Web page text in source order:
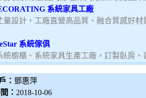
系統家具工廠
量設計，工廠直營高品質、融合質感好
系統傢俱
統櫥櫃、系統家具生產工廠，訂製臥房、
： 鄧惠萍
： 2018-10-06